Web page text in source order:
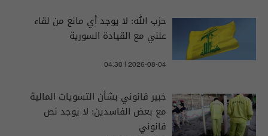
حزب الله: لا يوجد أي مانع من لقاء
علني مع القيادة السورية
04:30 | 2026-08-04
خبير قانوني بشأن التسويات المالية
مع بعض الفاسدين: لا يوجد نص
قانوني